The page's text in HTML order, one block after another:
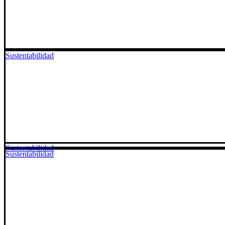
Sustentabilidad
Sustentabilidad
Sustentabilidad